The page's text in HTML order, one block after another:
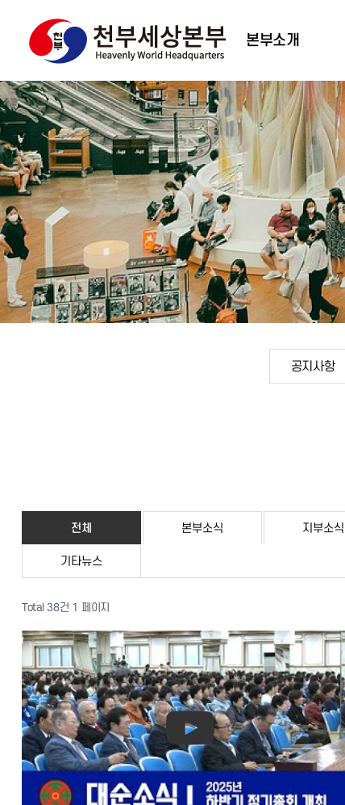
본부소개
대표 인사말
조직도
주요사업
천부세상비전
오시는 길
공지사항
전체 본부소식 지부소식
기타뉴스
Total 38건 1 페이지